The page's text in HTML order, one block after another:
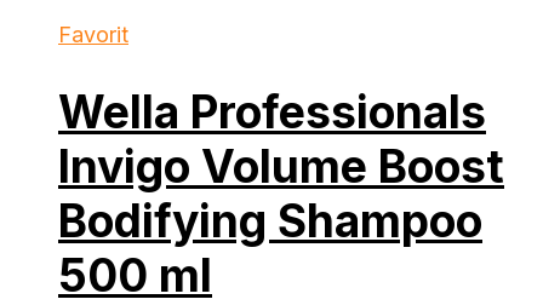
Favorit
Wella Professionals
Invigo Volume Boost
Bodifying Shampoo
500 ml